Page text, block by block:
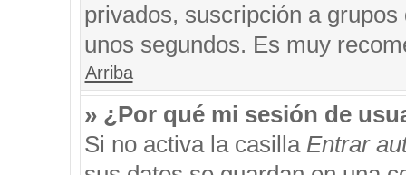
privados, suscripción a
unos segundos. Es muy
Arriba
» ¿Por qué mi sesión de
Si no activa la casilla Entrar